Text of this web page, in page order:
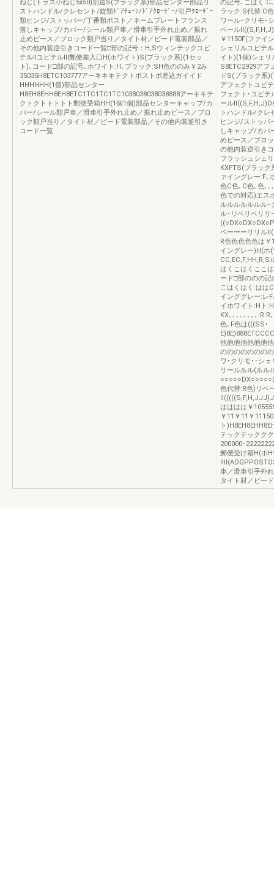
ねじ(トラス小ねじ5x50)別途S(ブラック系)部品センター部品リ
ストハンドル/クレセント/錠類ﾄﾞｱﾁｪｰﾝ/ﾄﾞｱｸﾛｰｻﾞｰ/引戸ｸﾛｰｻﾞｰ
類ヒンジ/ストッパー/丁番類ポスト／ネームプレートフランス
落しキャップ/カバー/シール類戸車／滑車引手外れ止め／振れ
止めピース／ブロック類戸当り／タイト材／ビード電装部品／
その他内装逆引きコード一覧□部の記号：H,Sウィンテックユピ
テルⅡユピテルⅢ郵便差入口H(ホワイト)S(ブラック系)(1セッ
ト)､コード□部の記号､ホワイト:H､ブラック:SH色ののみ￥2み
35035H8ETC103777アーキキキテクトポストポ差込ガイイド
HHHHHH(1個)部品センター
H8EH8EHH8EH8ETC1TC1TC1TC1038038038038888アーキキテ
クトクトトトトト郵便受箱HH(1個1個)部品センターキャップ/カ
バー/シール類戸車／滑車引手外れ止め／振れ止めピース／ブロ
ック類戸当り／タイト材／ビード電装部品／その他内装逆引き
コード一覧
の記号､こはく:C
ラック:S代替:C
ワール･クリモ･
ベール
￥1150F(ファイ
シェリルユピテ
イト)(1個)シェリ
S8ETC2929アフ
ドS(ブラック系
アフェクトユピ
フェクト･ユピ
ール
トハンドル/クレ
ヒンジ/ストッパ
しキャップ/カバ
めピース／ブロ
の他内装逆引き
フラッシュシェ
KXFTS(ブラック
ァイングレー:F､
色C色､C色､色､､
色での対応)エス
ルルルルルルル･
ル･リベリベリリ
ベーーーリリル
R色色色色色は￥
イングレー)H(ホ
CC,EC,F,HH,R,S
はくこはくここ
ード□部ののの記
こはくはく:はは
インググレー:レ
イホワイト:Hト
KX､､､､､､､､
色､F色は(((SS･
他他他他他他他
ののののののの
ワ･クリモ･･シ
リールルル(ルル
色代替:R色)リベ
はははは￥
￥11￥11￥
ト
テックテックク
200000･
郵便受け箱H(ホ
車／滑車引手外
タイト材／ビー